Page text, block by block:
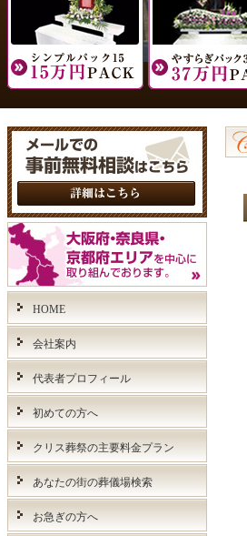
HOME
会社案内
代表者プロフィール
初めての方へ
クリス葬祭の主要料金プラン
あなたの街の葬儀場検索
お急ぎの方へ